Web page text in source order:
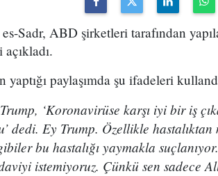
Sadr, ABD şirketleri tarafından
yaptığı paylaşımda şu ifadeleri
‘Koronavirüse karşı iyi bir iş
dedi. Ey Trump. Özellikle hastalıktan
bu hastalığı yaymakla
istemiyoruz. Çünkü sen sadece